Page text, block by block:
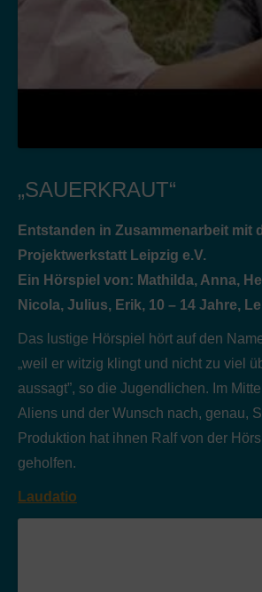
„SAUERKRAUT“
Entstanden in Zusammenarbeit mit
Projektwerkstatt Leipzig e.V.
Ein Hörspiel von: Mathilda, Anna,
Nicola, Julius, Erik, 10 – 14 Jahre,
Das lustige Hörspiel hört auf den
„weil er witzig klingt und nicht zu viel
aussagt”, so die Jugendlichen. Im
Aliens und der Wunsch nach, genau,
Produktion hat ihnen Ralf von der
geholfen.
Laudatio